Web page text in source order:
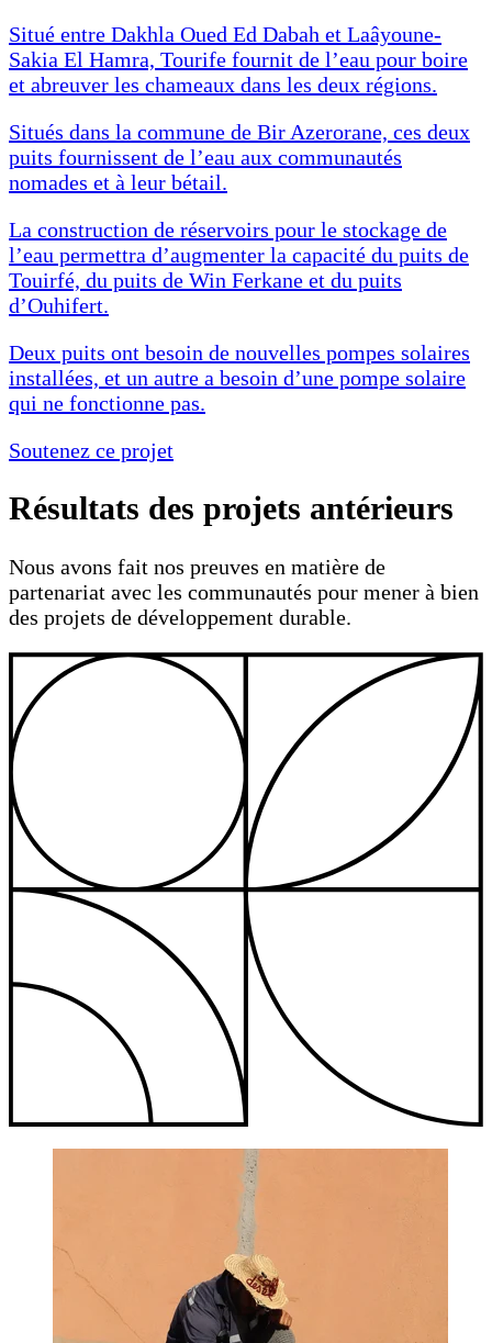
Situé entre Dakhla Oued Ed Dabah et Laâyoune-
Sakia El Hamra, Tourife fournit de l’eau pour boire
et abreuver les chameaux dans les deux régions.
Situés dans la commune de Bir Azerorane, ces deux
puits fournissent de l’eau aux communautés
nomades et à leur bétail.
La construction de réservoirs pour le stockage de
l’eau permettra d’augmenter la capacité du puits de
Touirfé, du puits de Win Ferkane et du puits
d’Ouhifert.
Deux puits ont besoin de nouvelles pompes solaires
installées, et un autre a besoin d’une pompe solaire
qui ne fonctionne pas.
Soutenez ce projet
Résultats des projets antérieurs
Nous avons fait nos preuves en matière de
partenariat avec les communautés pour mener à bien
des projets de développement durable.